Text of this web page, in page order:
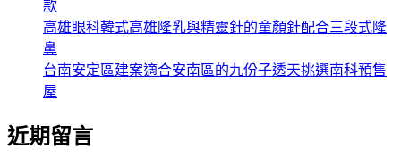
款
高雄眼科韓式高雄隆乳與精靈針的童顏針配合三段式隆
鼻
台南安定區建案適合安南區的九份子透天挑選南科預售
屋
近期留言